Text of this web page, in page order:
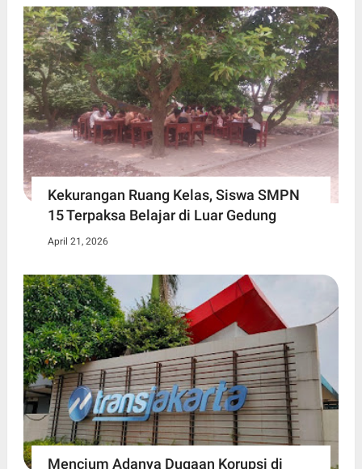
Kekurangan Ruang Kelas, Siswa SMPN
15 Terpaksa Belajar di Luar Gedung ​
April 21, 2026
Mencium Adanya Dugaan Korupsi di